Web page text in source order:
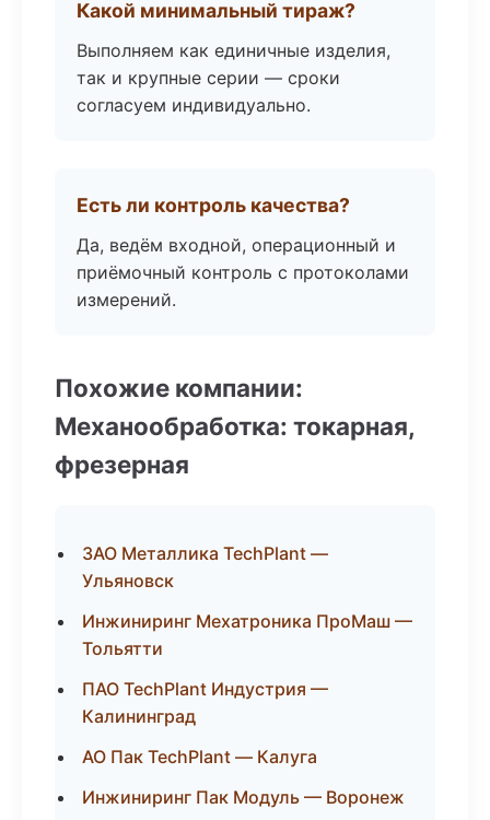
Какой минимальный тираж?
Выполняем как единичные изделия,
так и крупные серии — сроки
согласуем индивидуально.
Есть ли контроль качества?
Да, ведём входной, операционный и
приёмочный контроль с протоколами
измерений.
Похожие компании:
Механообработка: токарная,
фрезерная
ЗАО Металлика TechPlant —
Ульяновск
Инжиниринг Мехатроника ПроМаш —
Тольятти
ПАО TechPlant Индустрия —
Калининград
АО Пак TechPlant — Калуга
Инжиниринг Пак Модуль — Воронеж